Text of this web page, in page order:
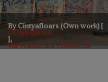
By Cintyafloars (Own work) [
CC BY-SA 4.0
],
via Wikimedia Commons